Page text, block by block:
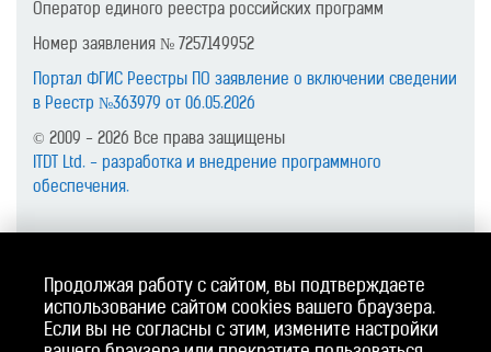
Оператор единого реестра российских программ
Номер заявления № 7257149952
Портал ФГИС Реестры ПО заявление о включении сведении
в Реестр №363979 от 06.05.2026
© 2009 - 2026 Все права защищены
ITDT Ltd. - разработка и внедрение программного
обеспечения.
610017, г. Киров (обл.), ул. Горького, д. 5, офис 709, тел.
8(8332) 76-12-20
Email:info@itdt.ru
Продолжая работу с сайтом, вы подтверждаете
использование сайтом cookies вашего браузера.
Если вы не согласны с этим, измените настройки